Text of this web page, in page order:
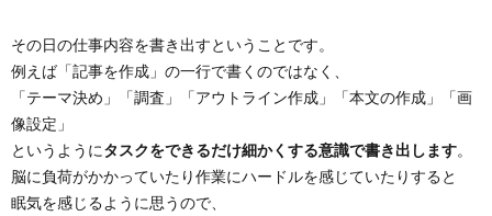
その日の仕事内容を書き出すということです。
例えば「記事を作成」の一行で書くのではなく、
「テーマ決め」「調査」「アウトライン作成」「本文の作成」「画
像設定」
というようにタスクをできるだけ細かくする意識で書き出します。
脳に負荷がかかっていたり作業にハードルを感じていたりすると
眠気を感じるように思うので、